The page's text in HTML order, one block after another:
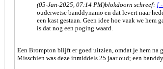
(05-Jan-2025, 07:14 PM)blokdoorn schreef: [
ouderwetse banddynamo en dat levert naar
een kast gestaan. Geen idee hoe vaak we
is dat nog een poging waard.
Een Brompton blijft er goed uitzien, omdat je hem na
Misschien was deze inmiddels 25 jaar oud; een